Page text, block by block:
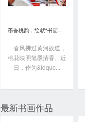
墨香桃韵，绘就“书画之乡”新画卷
春风拂过黄河故道，
桃花映照笔墨清香。近
日，作为&ldquo...
最新书画作品